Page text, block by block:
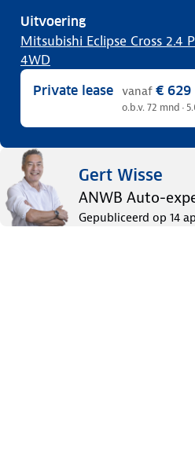
Uitvoering
Mitsubishi Eclipse Cross 2.4
4WD
Private lease vanaf € 629
o.b.v. 72 mnd ·
Gert Wisse
ANWB Auto-
Gepubliceerd op 14